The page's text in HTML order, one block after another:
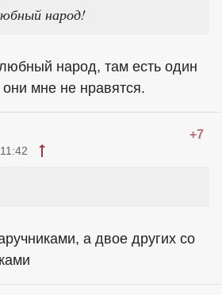
народ!
народ, там есть один
мне не нравятся.
+7
а двое других со